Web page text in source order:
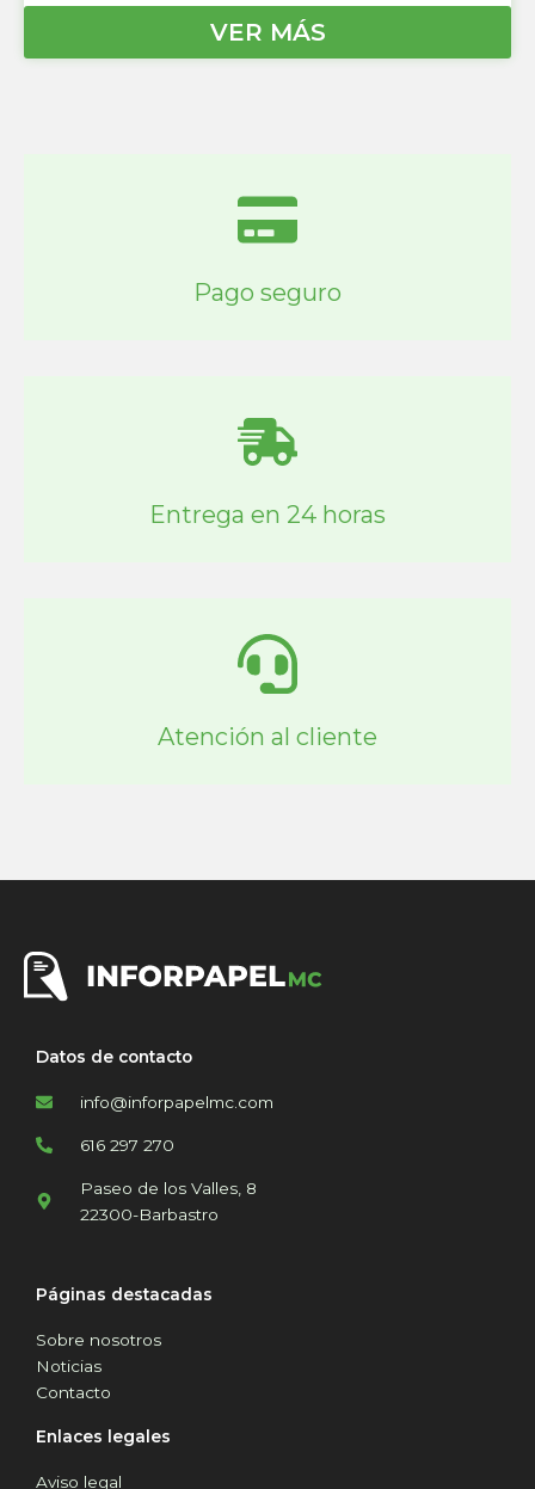
VER MÁS
Pago seguro
Entrega en 24 horas
Atención al cliente
Datos de contacto
info@inforpapelmc.com
616 297 270
Paseo de los Valles, 8
22300-Barbastro
Páginas destacadas
Sobre nosotros
Noticias
Contacto
Enlaces legales
Aviso legal